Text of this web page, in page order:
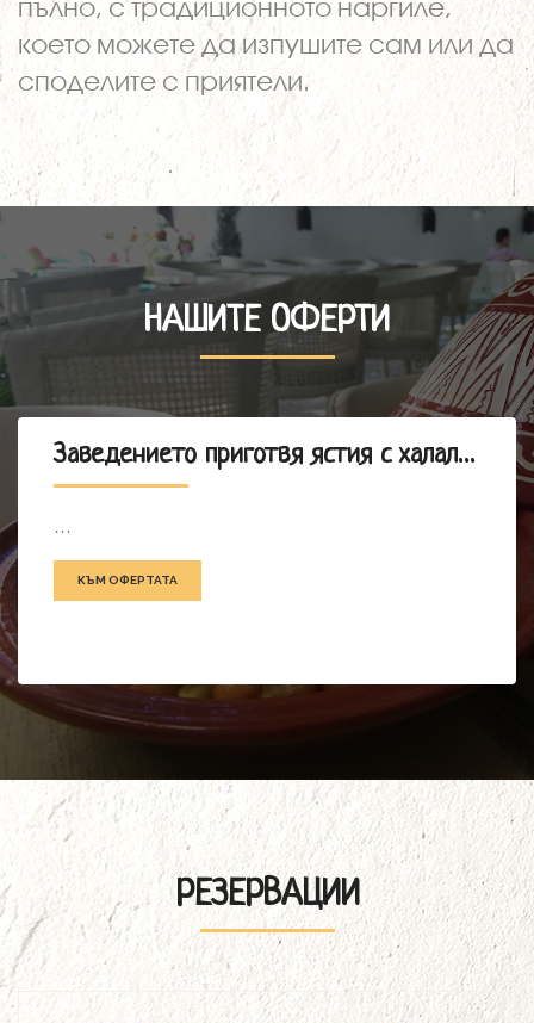
което можете да изпушите сам или да
споделите с приятели.
НАШИТЕ ОФЕРТИ
Заведението приготвя ястия с халал месо
...
КЪМ ОФЕРТАТА
РЕЗЕРВАЦИИ